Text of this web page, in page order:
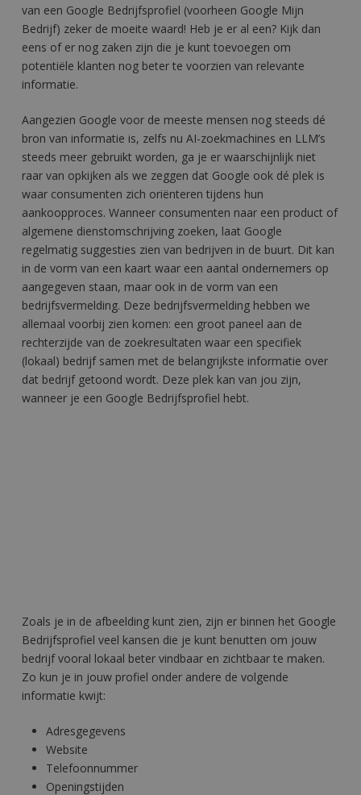
van een Google Bedrijfsprofiel (voorheen Google Mijn
Bedrijf) zeker de moeite waard! Heb je er al een? Kijk dan
eens of er nog zaken zijn die je kunt toevoegen om
potentiële klanten nog beter te voorzien van relevante
informatie.
Aangezien Google voor de meeste mensen nog steeds dé
bron van informatie is, zelfs nu AI-zoekmachines en LLM’s
steeds meer gebruikt worden, ga je er waarschijnlijk niet
raar van opkijken als we zeggen dat Google ook dé plek is
waar consumenten zich oriënteren tijdens hun
aankoopproces. Wanneer consumenten naar een product of
algemene dienstomschrijving zoeken, laat Google
regelmatig suggesties zien van bedrijven in de buurt. Dit kan
in de vorm van een kaart waar een aantal ondernemers op
aangegeven staan, maar ook in de vorm van een
bedrijfsvermelding. Deze bedrijfsvermelding hebben we
allemaal voorbij zien komen: een groot paneel aan de
rechterzijde van de zoekresultaten waar een specifiek
(lokaal) bedrijf samen met de belangrijkste informatie over
dat bedrijf getoond wordt. Deze plek kan van jou zijn,
wanneer je een Google Bedrijfsprofiel hebt.
Zoals je in de afbeelding kunt zien, zijn er binnen het Google
Bedrijfsprofiel veel kansen die je kunt benutten om jouw
bedrijf vooral lokaal beter vindbaar en zichtbaar te maken.
Zo kun je in jouw profiel onder andere de volgende
informatie kwijt:
Adresgegevens
Website
Telefoonnummer
Openingstijden